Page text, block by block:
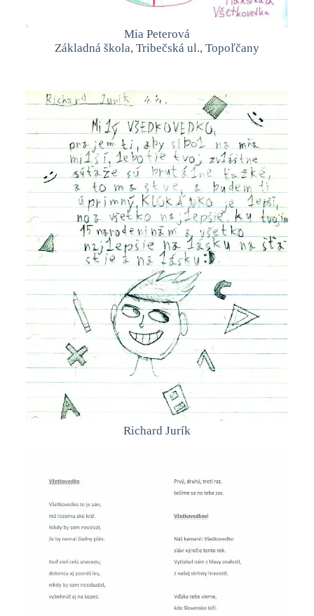
Mia Peterová
Základná škola, Tribečská ul., Topoľčany
Richard Jurík